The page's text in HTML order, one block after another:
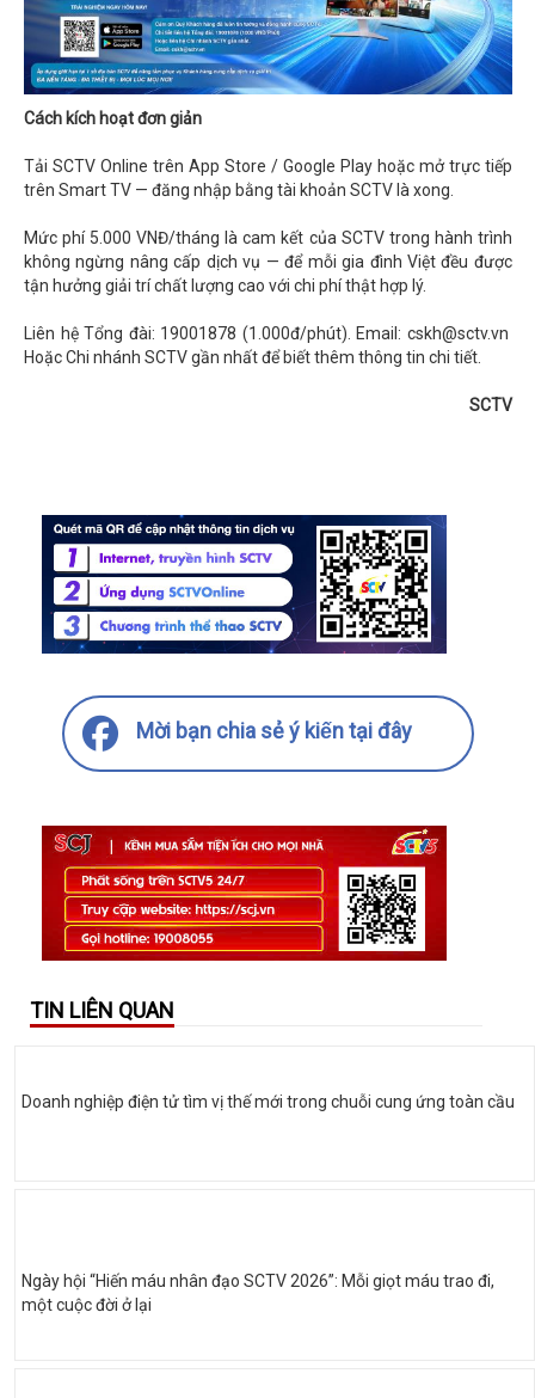
Cách kích hoạt đơn giản
Tải SCTV Online trên App Store / Google Play hoặc mở trực tiếp
trên Smart TV — đăng nhập bằng tài khoản SCTV là xong.
Mức phí 5.000 VNĐ/tháng là cam kết của SCTV trong hành trình
không ngừng nâng cấp dịch vụ — để mỗi gia đình Việt đều được
tận hưởng giải trí chất lượng cao với chi phí thật hợp lý.
Liên hệ Tổng đài: 19001878 (1.000đ/phút). Email: cskh@sctv.vn
Hoặc Chi nhánh SCTV gần nhất để biết thêm thông tin chi tiết.
SCTV
Mời bạn chia sẻ ý kiến tại đây
TIN LIÊN QUAN
Doanh nghiệp điện tử tìm vị thế mới trong chuỗi cung ứng toàn cầu
Ngày hội “Hiến máu nhân đạo SCTV 2026”: Mỗi giọt máu trao đi,
một cuộc đời ở lại